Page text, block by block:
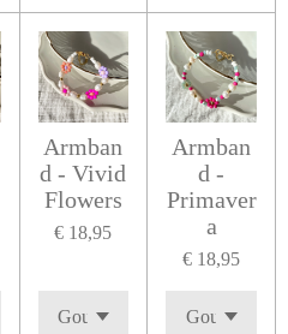
Armban
d - Vivid
Flowers
€ 18,95
Armban
d -
Primaver
a
€ 18,95